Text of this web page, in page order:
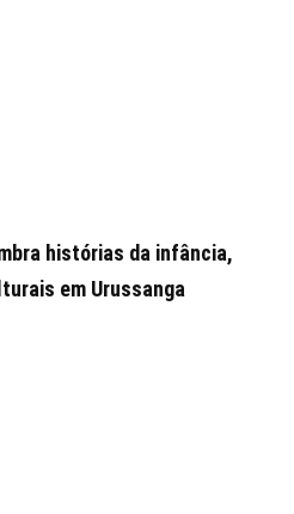
histórias da infância,
em Urussanga